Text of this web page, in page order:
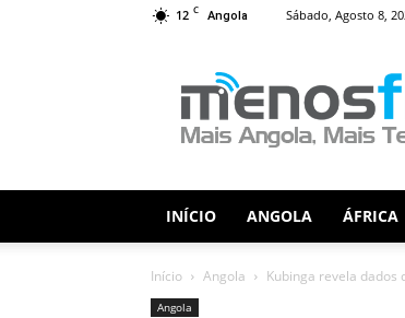
12 C Angola Sábado, Agosto 8,
Fios
INÍCIO ANGOLA ÁFRICA
Início Angola Kubinga revela dados
Angola